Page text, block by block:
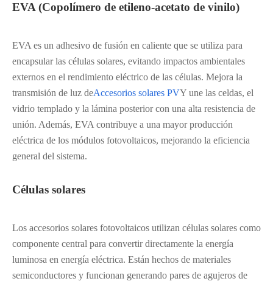
EVA (Copolímero de etileno-acetato de vinilo)
EVA es un adhesivo de fusión en caliente que se utiliza para
encapsular las células solares, evitando impactos ambientales
externos en el rendimiento eléctrico de las células. Mejora la
transmisión de luz deAccesorios solares PVY une las celdas, el
vidrio templado y la lámina posterior con una alta resistencia de
unión. Además, EVA contribuye a una mayor producción
eléctrica de los módulos fotovoltaicos, mejorando la eficiencia
general del sistema.
Células solares
Los accesorios solares fotovoltaicos utilizan células solares como
componente central para convertir directamente la energía
luminosa en energía eléctrica. Están hechos de materiales
semiconductores y funcionan generando pares de agujeros de